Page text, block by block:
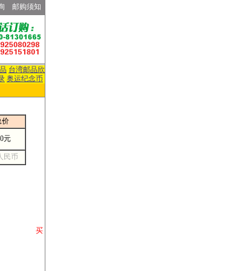
邮购须知
台湾邮品欣
奥运纪念币
价
元
民币
购 买
各类